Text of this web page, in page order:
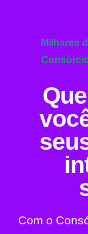
Milhares
Com o